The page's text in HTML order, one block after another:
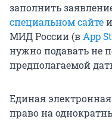
заполнить
специальном сайте
МИД России (в App
нужно подавать не
предполагаемой
Единая
право на